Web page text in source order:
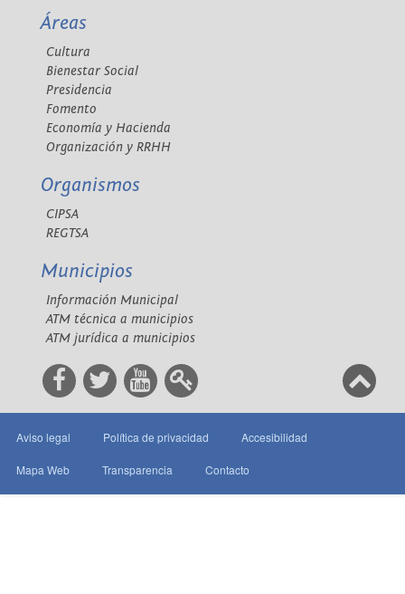
Áreas
Cultura
Bienestar Social
Presidencia
Fomento
Economía y Hacienda
Organización y RRHH
Organismos
CIPSA
REGTSA
Municipios
Información Municipal
ATM técnica a municipios
ATM jurídica a municipios
Aviso legal Política de privacidad Accesibilidad
Mapa Web Transparencia Contacto